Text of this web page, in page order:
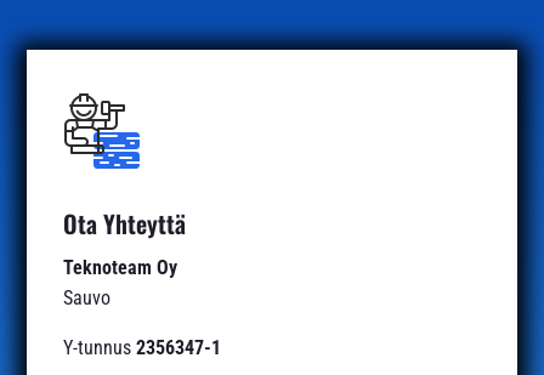
Ota Yhteyttä
Teknoteam Oy
Sauvo
Y-tunnus 2356347-1